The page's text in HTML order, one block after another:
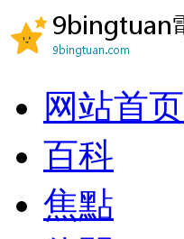
网站首页
百科
焦點